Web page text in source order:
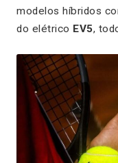
modelos híbridos
do elétrico EV5,